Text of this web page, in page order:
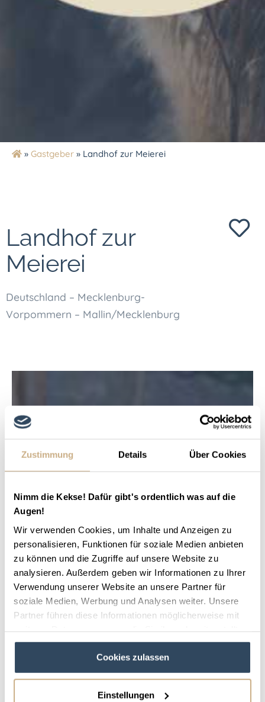
Zustimmung Details Über Cookies
Nimm die Kekse! Dafür gibt's ordentlich was auf die
Augen!
Wir verwenden Cookies, um Inhalte und Anzeigen zu
personalisieren, Funktionen für soziale Medien anbieten
zu können und die Zugriffe auf unsere Website zu
analysieren. Außerdem geben wir Informationen zu Ihrer
Verwendung unserer Website an unsere Partner für
soziale Medien, Werbung und Analysen weiter. Unsere
Partner führen diese Informationen möglicherweise mit
haben oder die sie im Rahmen Ihrer Nutzung der Dienste
Cookies zulassen
Einstellungen
» Gastgeber » Landhof zur Meierei
Landhof zur
Meierei
Deutschland – Mecklenburg-
Vorpommern – Mallin/Mecklenburg